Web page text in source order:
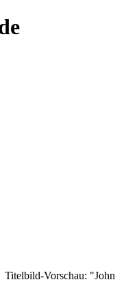
Titelbild-Vorschau: "John